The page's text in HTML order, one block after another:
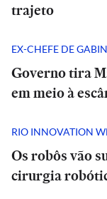
trajeto
EX-CHEFE DE
Governo tira
em meio à
RIO INNOVATION
Os robôs vão
cirurgia